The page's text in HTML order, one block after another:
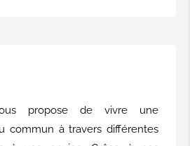
propose de vivre une
commun à travers différentes